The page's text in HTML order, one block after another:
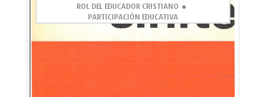
ROL DEL EDUCADOR CRISTIANO
PARTICIPACIÓN EDUCATIVA